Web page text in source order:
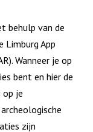
behulp van de
Limburg App
Wanneer je op
bent en hier de
op je
zijn